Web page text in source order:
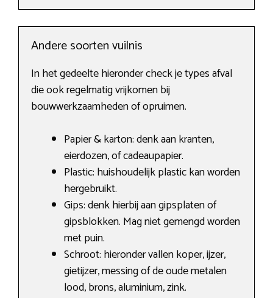
Andere soorten vuilnis
In het gedeelte hieronder check je types afval
die ook regelmatig vrijkomen bij
bouwwerkzaamheden of opruimen.
Papier & karton: denk aan kranten,
eierdozen, of cadeaupapier.
Plastic: huishoudelijk plastic kan worden
hergebruikt.
Gips: denk hierbij aan gipsplaten of
gipsblokken. Mag niet gemengd worden
met puin.
Schroot: hieronder vallen koper, ijzer,
gietijzer, messing of de oude metalen
lood, brons, aluminium, zink.